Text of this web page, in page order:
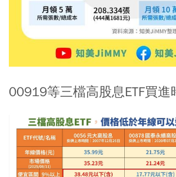
00919等三檔高股息ETF買進